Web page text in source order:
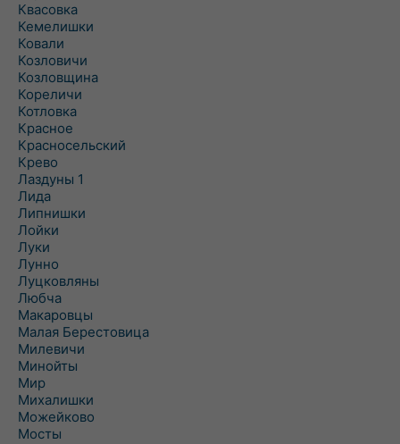
Квасовка
Кемелишки
Ковали
Козловичи
Козловщина
Кореличи
Котловка
Красное
Красносельский
Крево
Лаздуны 1
Лида
Липнишки
Лойки
Луки
Лунно
Луцковляны
Любча
Макаровцы
Малая Берестовица
Милевичи
Минойты
Мир
Михалишки
Можейково
Мосты